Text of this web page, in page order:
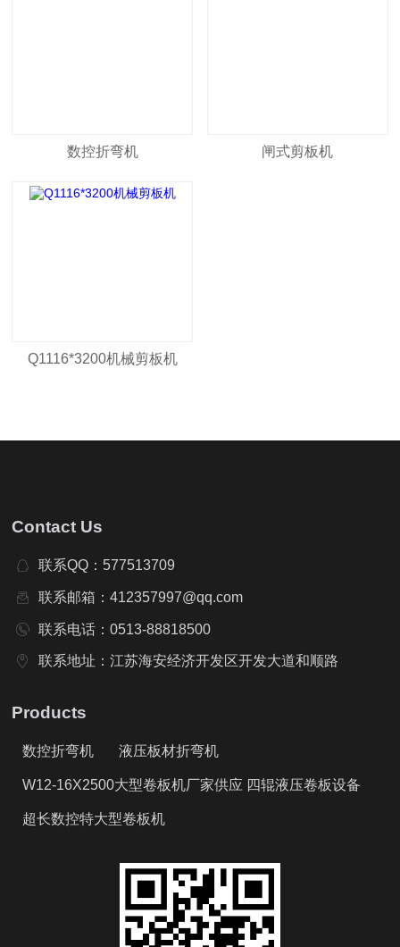
数控折弯机 闸式剪板机
Q1116*3200机械剪板机
Contact Us
联系QQ：577513709
联系邮箱：412357997@qq.com
联系电话：0513-88818500
联系地址：江苏海安经济开发区开发大道和顺路
Products
数控折弯机 液压板材折弯机
W12-16X2500大型卷板机厂家供应 四辊液压卷板设备
超长数控特大型卷板机